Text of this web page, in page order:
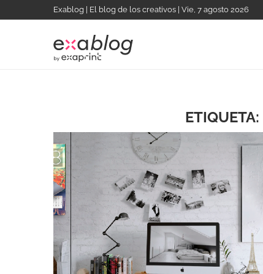
Exablog | El blog de los creativos | Vie, 7 agosto 2026
ETIQUETA: